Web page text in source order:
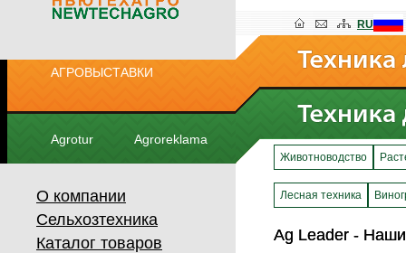
АГРОВЫСТАВКИ
Agrotur Agroreklama
RU
О компании
Сельхозтехника
Каталог товаров
Животноводство
Лесная техника
Ag Leader -
Ag Leader -